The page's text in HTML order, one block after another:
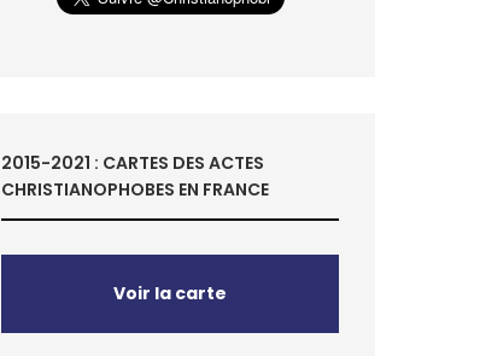
2015-2021 : CARTES DES ACTES
CHRISTIANOPHOBES EN FRANCE
Voir la carte